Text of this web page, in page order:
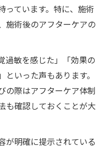
っています。特に、施術
施術後のアフターケアの
過敏を感じた」「効果の
いった声もあります。
の際はアフターケア体制
も確認しておくことが大
が明確に提示されている